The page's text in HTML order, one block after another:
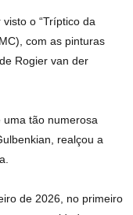
o “Tríptico da
com as pinturas
Rogier van der
uma tão numerosa
realçou a
de 2026, no primeiro